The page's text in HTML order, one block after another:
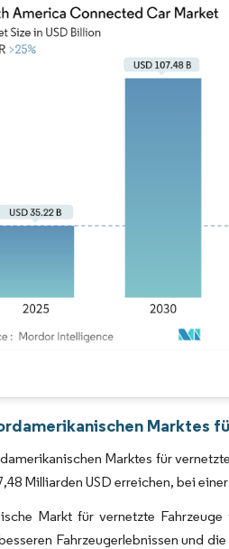
Mordor Intelligence. Wiederverwendung
Marktes
Marktes für
Milliarden USD erreichen, bei
Markt für vernetzte
Fahrzeugerlebnissen und